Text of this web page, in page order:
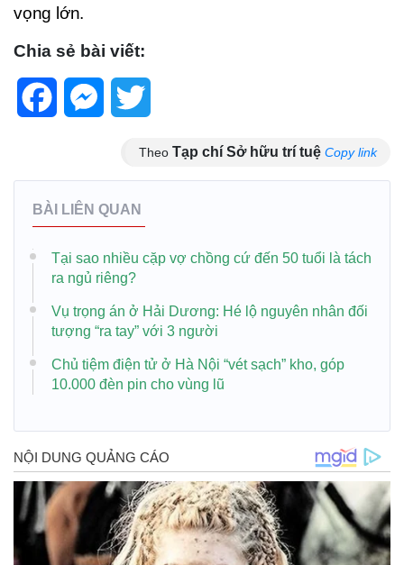
vọng lớn.
Chia sẻ bài viết:
FacebookMessenger
Theo Tạp chí Sở hữu trí tuệ Copy link
BÀI LIÊN QUAN
Tại sao nhiều cặp vợ chồng cứ đến 50 tuổi là tách
ra ngủ riêng?
Vụ trọng án ở Hải Dương: Hé lộ nguyên nhân đối
tượng “ra tay” với 3 người
Chủ tiệm điện tử ở Hà Nội “vét sạch” kho, góp
10.000 đèn pin cho vùng lũ